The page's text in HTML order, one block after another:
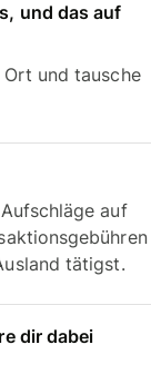
und das auf
Ort und tausche
auf
tätigst.
dir dabei